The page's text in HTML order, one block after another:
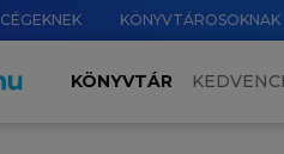
CÉGEKNEK KÖNYVTÁROSOKNAK
KÖNYVTÁR